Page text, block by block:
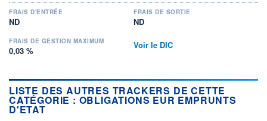
FRAIS D'ENTRÉE
ND
FRAIS DE SORTIE
ND
FRAIS DE GESTION MAXIMUM
0,03 %
Voir le DIC
LISTE DES AUTRES TRACKERS DE CETTE
CATÉGORIE : OBLIGATIONS EUR EMPRUNTS
D'ETAT